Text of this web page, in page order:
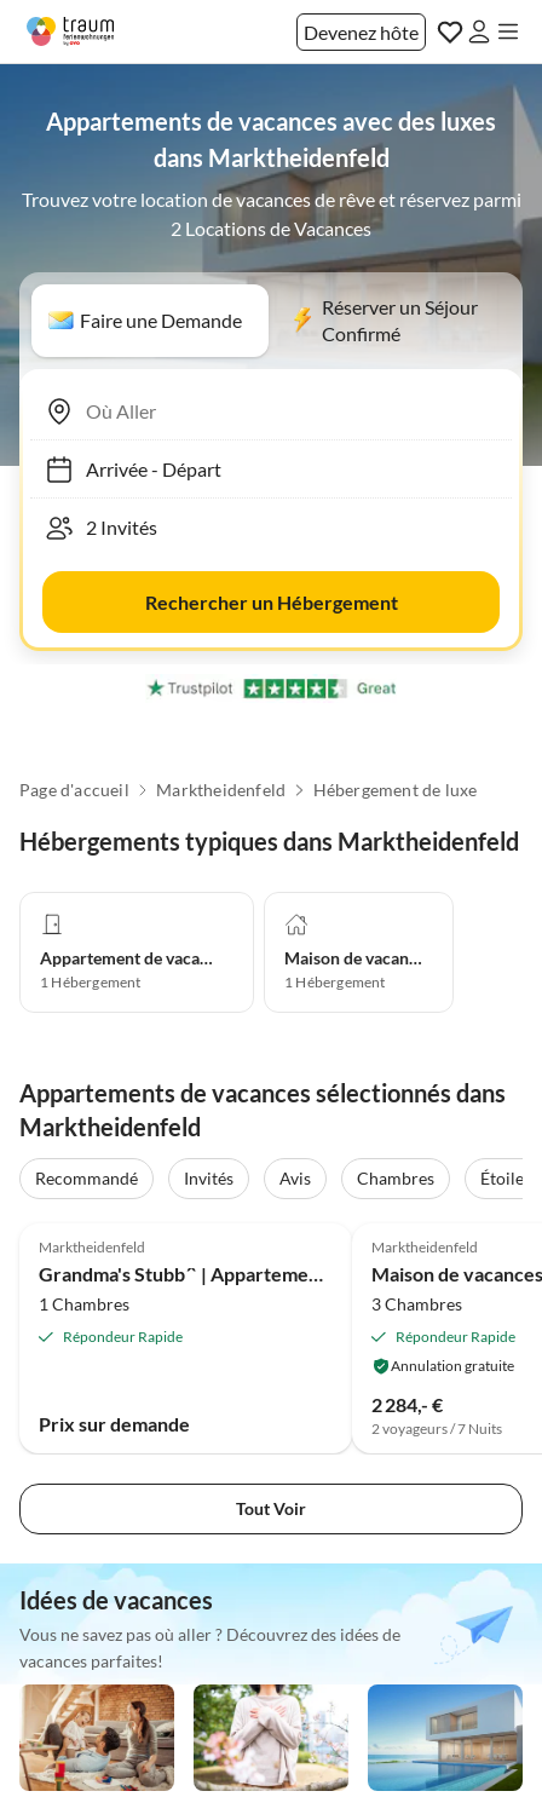
Devenez hôte
Appartements de vacances avec des luxes
dans Marktheidenfeld
Trouvez votre location de vacances de rêve et réservez parmi
2 Locations de Vacances
Faire une Demande
Réserver un Séjour
Confirmé
Arrivée- Départ
Rechercher un Hébergement
Page d'accueil Marktheidenfeld Hébergement de luxe
Hébergements typiques dans Marktheidenfeld
Appartement de vacances
1 Hébergement
Maison de vacances
1 Hébergement
Appartements de vacances sélectionnés dans
Marktheidenfeld
Recommandé Invités Avis Chambres Étoiles
Marktheidenfeld
1 Chambres
Répondeur Rapide
Prix sur demande
Marktheidenfeld
3 Chambres
Répondeur Rapide
Annulation gratuite
2 284,- €
2 voyageurs / 7 Nuits
Tout Voir
Idées de vacances
Vous ne savez pas où aller ? Découvrez des idées de
vacances parfaites!